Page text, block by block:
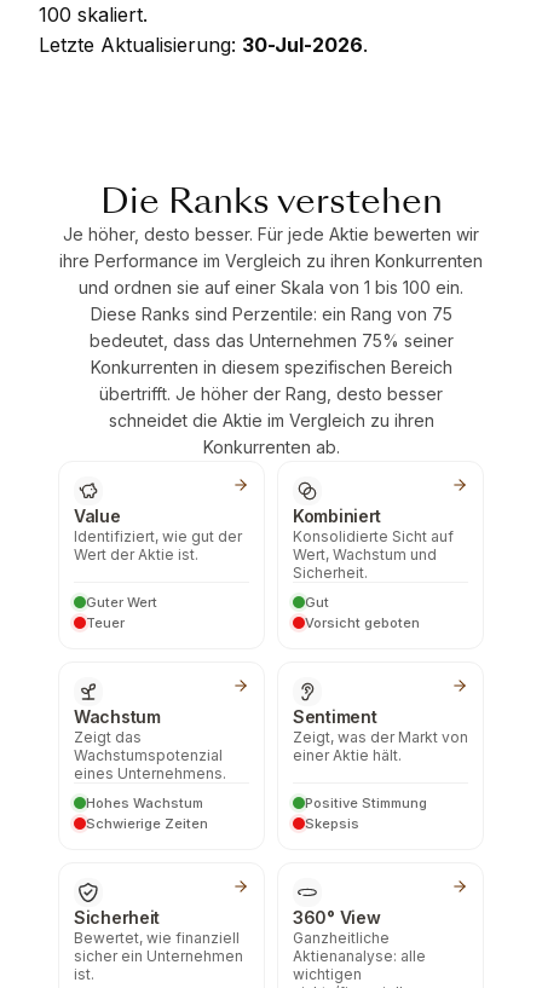
100 skaliert.
Letzte Aktualisierung: 30-Jul-2026.
Die Ranks verstehen
Je höher, desto besser. Für jede Aktie bewerten wir
ihre Performance im Vergleich zu ihren Konkurrenten
und ordnen sie auf einer Skala von 1 bis 100 ein.
Diese Ranks sind Perzentile: ein Rang von 75
bedeutet, dass das Unternehmen 75% seiner
Konkurrenten in diesem spezifischen Bereich
übertrifft. Je höher der Rang, desto besser
schneidet die Aktie im Vergleich zu ihren
Konkurrenten ab.
Value
Identifiziert, wie gut der
Wert der Aktie ist.
Guter Wert
Teuer
Kombiniert
Konsolidierte Sicht auf
Wert, Wachstum und
Sicherheit.
Gut
Vorsicht geboten
Wachstum
Zeigt das
Wachstumspotenzial
eines Unternehmens.
Hohes Wachstum
Schwierige Zeiten
Sentiment
Zeigt, was der Markt von
einer Aktie hält.
Positive Stimmung
Skepsis
Sicherheit
Bewertet, wie finanziell
sicher ein Unternehmen
ist.
360° View
Ganzheitliche
Aktienanalyse: alle
wichtigen